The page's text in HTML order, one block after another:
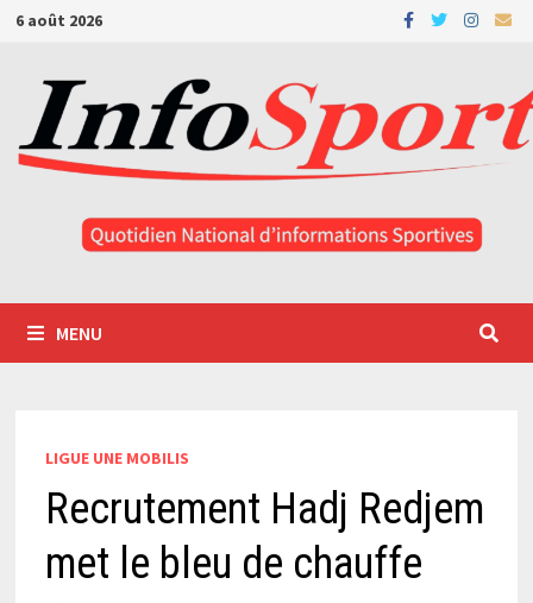
Passer
contenu
6 août 2026
MENU
LIGUE UNE MOBILIS
Recrutement Hadj Redjem
met le bleu de chauffe